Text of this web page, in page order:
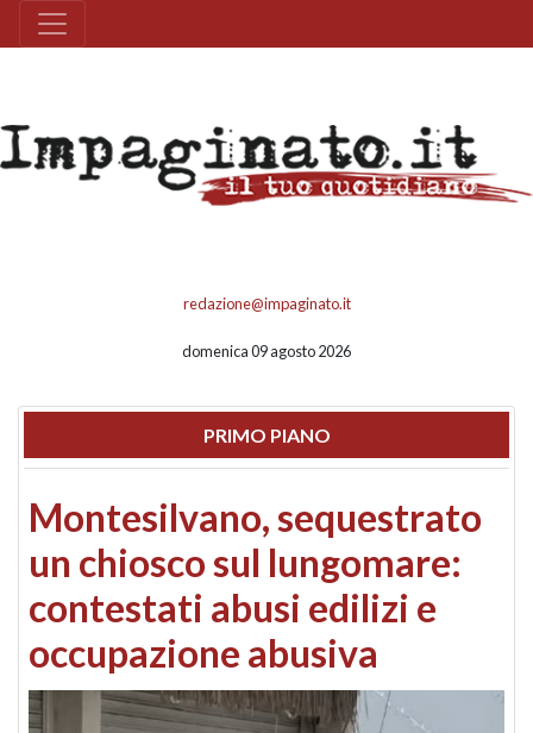
redazione@impaginato.it
domenica 09 agosto 2026
PRIMO PIANO
Montesilvano, sequestrato
un chiosco sul lungomare:
contestati abusi edilizi e
occupazione abusiva